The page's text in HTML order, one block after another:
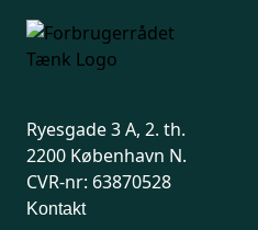
Ryesgade 3 A, 2. th.
2200 København N.
CVR-nr: 63870528
Kontakt